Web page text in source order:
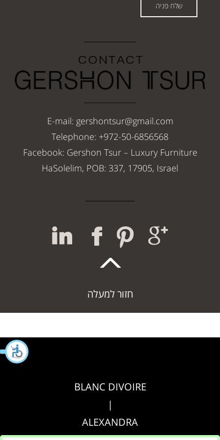
שלח פניה
E-mail: gershontsur@gmail.com
Telephone: +972-50-6856568
Facebook: Gershon Tsur – Luxury Furniture
HaSolelim, POB: 337, 17905, Israel
חזור למעלה
BLANC DIVOIRE
|
ALEXANDRA